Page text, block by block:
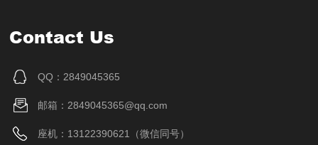
Contact Us
QQ：2849045365
邮箱：2849045365@qq.com
座机：13122390621（微信同号）